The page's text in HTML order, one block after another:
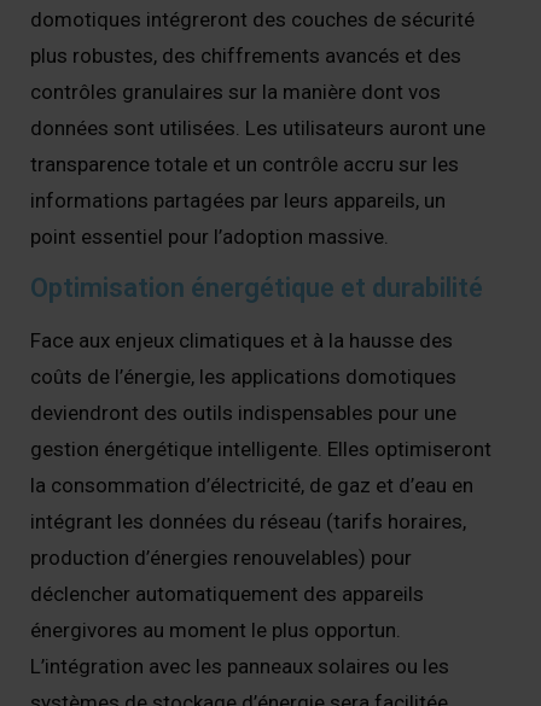
domotiques intégreront des couches de sécurité
plus robustes, des chiffrements avancés et des
contrôles granulaires sur la manière dont vos
données sont utilisées. Les utilisateurs auront une
transparence totale et un contrôle accru sur les
informations partagées par leurs appareils, un
point essentiel pour l’adoption massive.
Optimisation énergétique et durabilité
Face aux enjeux climatiques et à la hausse des
coûts de l’énergie, les applications domotiques
deviendront des outils indispensables pour une
gestion énergétique intelligente. Elles optimiseront
la consommation d’électricité, de gaz et d’eau en
intégrant les données du réseau (tarifs horaires,
production d’énergies renouvelables) pour
déclencher automatiquement des appareils
énergivores au moment le plus opportun.
L’intégration avec les panneaux solaires ou les